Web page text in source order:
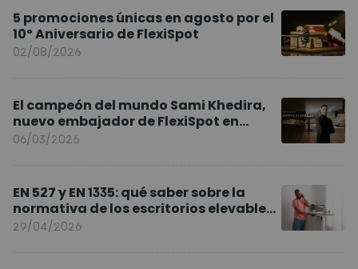
5 promociones únicas en agosto por el
10º Aniversario de FlexiSpot
02/08/2026
El campeón del mundo Sami Khedira,
nuevo embajador de FlexiSpot en
Europa
06/03/2026
EN 527 y EN 1335: qué saber sobre la
normativa de los escritorios elevables
y sillas ergonómicas
29/04/2026